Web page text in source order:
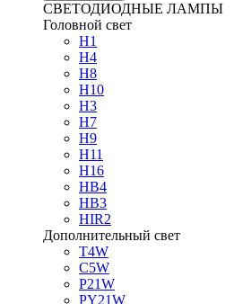
СВЕТОДИОДНЫЕ ЛАМПЫ
Головной свет
H1
H4
H8
H10
H3
H7
H9
H11
H16
HB4
HB3
HIR2
Дополнительный свет
T4W
C5W
P21W
PY21W